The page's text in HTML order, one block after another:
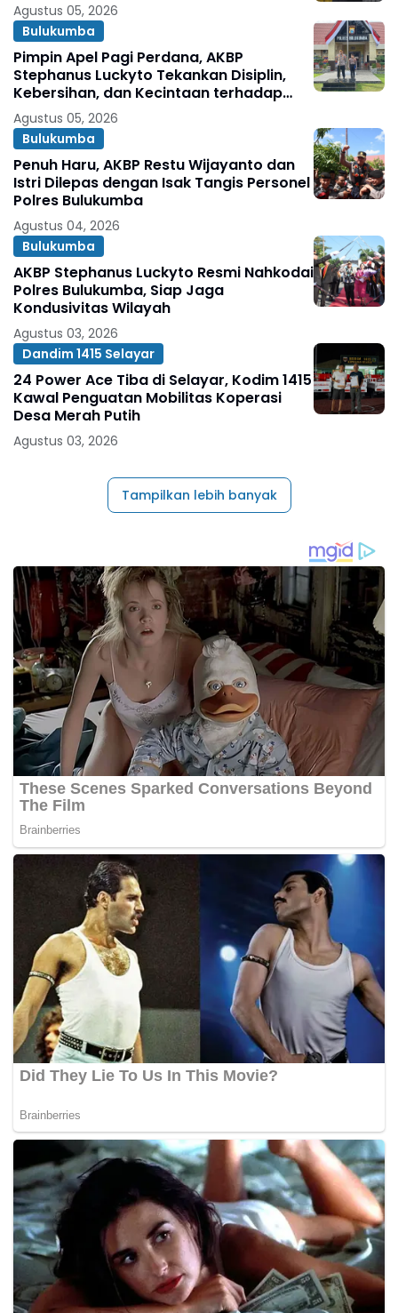
Agustus 05, 2026
Bulukumba
Pimpin Apel Pagi Perdana, AKBP
Stephanus Luckyto Tekankan Disiplin,
Kebersihan, dan Kecintaan terhadap
Organisasi
Agustus 05, 2026
Bulukumba
Penuh Haru, AKBP Restu Wijayanto dan
Istri Dilepas dengan Isak Tangis Personel
Polres Bulukumba
Agustus 04, 2026
Bulukumba
AKBP Stephanus Luckyto Resmi Nahkodai
Polres Bulukumba, Siap Jaga
Kondusivitas Wilayah
Agustus 03, 2026
Dandim 1415 Selayar
24 Power Ace Tiba di Selayar, Kodim 1415
Kawal Penguatan Mobilitas Koperasi
Desa Merah Putih
Agustus 03, 2026
Tampilkan lebih banyak